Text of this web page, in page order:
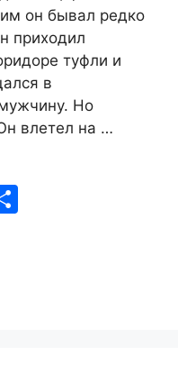
он бывал редко
приходил
туфли и
в
Но
влетел на …